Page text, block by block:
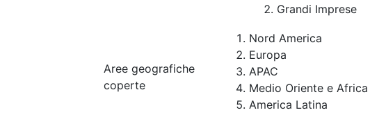
Grandi Imprese
Aree geografiche
coperte
Nord America
Europa
APAC
Medio Oriente e Africa
America Latina